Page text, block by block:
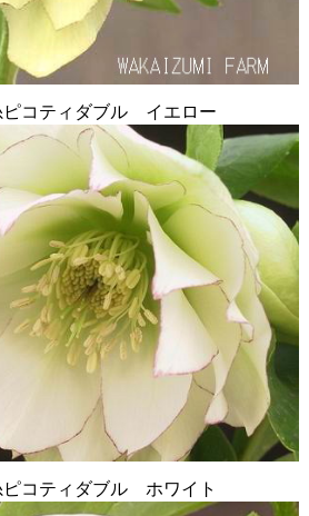
コティダブル イエロー
コティダブル ホワイト